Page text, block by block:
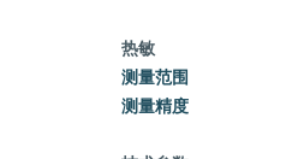
热敏
测量范围
测量精度